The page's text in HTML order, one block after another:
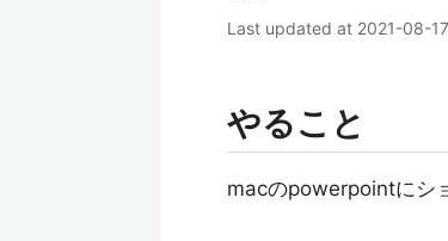
Last updated at 2021-08-17
やること
macのpowerpointにシ